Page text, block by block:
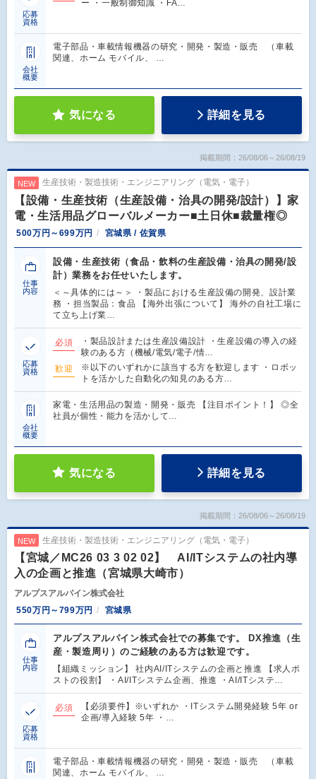
応募
資格
ー ・一般制御知識 ・FA…
会社
概要
電子部品・車載情報機器の研究・開発・製造・販売 （車載
関連、ホーム モバイル、 …
気になる 詳細を見る
掲載期間：26/08/06～26/08/19
NEW 生産技術・製造技術・エンジニアリング（電気・電子）
【設備・生産技術（生産設備・治具の開発/設計）】家
電・生活用品グローバルメーカー■土日休■裁量権◎
500万円～699万円 宮城県 / 佐賀県
仕事
内容
設備・生産技術（食品・飲料の生産設備・治具の開発/設
計）業務をお任せいたします。
＜～具体的には～＞ ・製品における生産設備の開発、設計業
務 ・担当製品：食品 【海外出張について】 海外の自社工場に
て立ち上げ業…
応募
資格
必須
・製品設計または生産設備設計 ・生産設備の導入の経
験のある方（機械/電気/電子/情…
歓迎
※以下のいずれかに該当する方を歓迎します ・ロボッ
トを活かした自動化の知見のある方…
会社
概要
家電・生活用品の製造・開発・販売 【注目ポイント！】 ◎全
社員が個性・能力を活かして…
気になる 詳細を見る
掲載期間：26/08/06～26/08/19
NEW 生産技術・製造技術・エンジニアリング（電気・電子）
【宮城／MC26 03 3 02 02】 AI/ITシステムの社内導
入の企画と推進（宮城県大崎市）
アルプスアルパイン株式会社
550万円～799万円
宮城県
仕事
内容
アルプスアルパイン株式会社での募集です。 DX推進（生
産・製造周り）のご経験のある方は歓迎です。
【組織ミッション】 社内AI/ITシステムの企画と推進 【求人ポ
ストの役割】 ・AI/ITシステム企画、推進 ・AI/ITシステ…
応募
資格
必須
【必須要件】※いずれか ・ITシステム開発経験 5年 or
企画/導入経験 5年 ・…
電子部品・車載情報機器の研究・開発・製造・販売 （車載
関連、ホーム モバイル、 …